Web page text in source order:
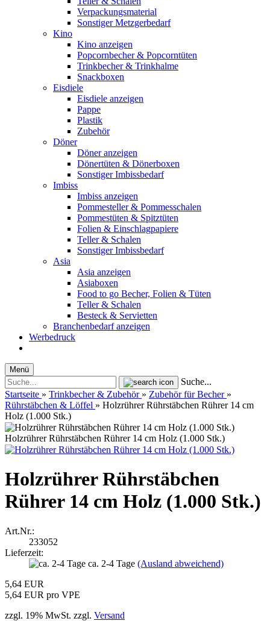
Verpackungsmaterial
Sonstiger Metzgerbedarf
Kino
Kino anzeigen
Popcornbecher & Popcorntüten
Trinkbecher & Trinkhalme
Snackboxen
Eisdiele
Eisdiele anzeigen
Pappe
Plastik
Zubehör
Döner
Döner anzeigen
Dönertüten & Dönerboxen
Sonstiger Imbissbedarf
Imbiss
Imbiss anzeigen
Pommesteller & Pommesschalen
Pommestüten & Spitztüten
Folien & Einschlagpapiere
Teller & Schalen
Sonstiger Imbissbedarf
Asia
Asia anzeigen
Asiaboxen
Food to go Becher, Folien & Tüten
Teller & Schalen
Besteck & Servietten
Branchenbedarf anzeigen
Werbedruck
Menü
Suche...
Startseite » Trinkbecher & Zubehör » Zubehör für Becher »
Rührstäbchen & Löffel » Holzrührer Rührstäbchen Rührer 14 cm
Holz (1.000 Stk.)
Holzrührer Rührstäbchen Rührer 14 cm Holz (1.000 Stk.)
Holzrührer Rührstäbchen
Rührer 14 cm Holz (1.000 Stk.)
Art.Nr.:
233052
Lieferzeit:
ca. 2-4 Tage (Ausland abweichend)
5,64 EUR
5,64 EUR pro VPE
zzgl. 19% MwSt. zzgl. Versand